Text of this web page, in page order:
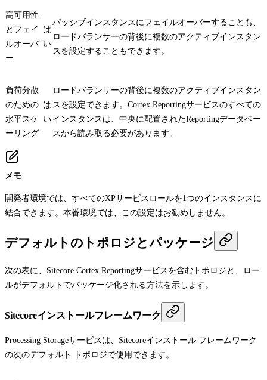
高可用性
とフェイ
ルオーバ
ー
は
い
パッシブインスタンスにフェイルオーバーすることも、
ロードバランサーの背後に複数のアクティブインスタン
スを設定することもできます。
負荷分散
のための
水平スケ
ーリング
は
い
ロードバランサーの背後に複数のアクティブインスタン
スを設定できます。Cortex Reportingサービスのすべての
インスタンスは、中央に配置されたReportingデータベー
スから読み取る必要があります。
メモ
開発者環境では、すべてのXPサービスロールを1つのインスタンスに
結合できます。本番環境では、この設定はお勧めしません。
デフォルトのトポロジとパッケージ
次の表に、Sitecore Cortex Reportingサービスを含むトポロジと、ロー
ルがデフォルトでパッケージ化される方法を示します。
Sitecoreインストールフレームワーク
Processing Storageサービスは、Sitecoreインストール フレームワーク
の次のデフォルト トポロジで使用できます。